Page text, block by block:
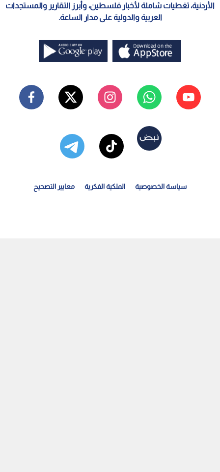
الأردنية، تغطيات شاملة لأخبار فلسطين، وأبرز التقارير والمستجدات
العربية والدولية على مدار الساعة.
سياسة الخصوصية الملكية الفكرية معايير التصحيح